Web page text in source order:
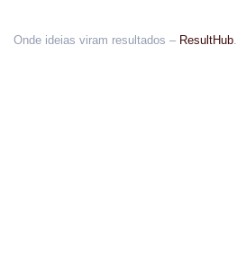
Onde ideias viram resultados – ResultHub.